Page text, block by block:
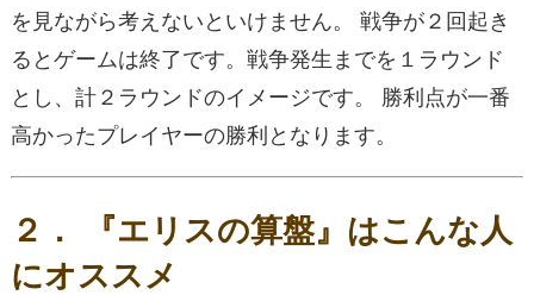
を見ながら考えないといけません。 戦争が２回起き
るとゲームは終了です。戦争発生までを１ラウンド
とし、計２ラウンドのイメージです。 勝利点が一番
高かったプレイヤーの勝利となります。
２． 『エリスの算盤』はこんな人
にオススメ